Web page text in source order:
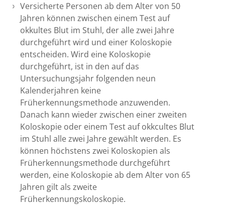
Versicherte Personen ab dem Alter von 50
Jahren können zwischen einem Test auf
okkultes Blut im Stuhl, der alle zwei Jahre
durchgeführt wird und einer Koloskopie
entscheiden. Wird eine Koloskopie
durchgeführt, ist in den auf das
Untersuchungsjahr folgenden neun
Kalenderjahren keine
Früherkennungsmethode anzuwenden.
Danach kann wieder zwischen einer zweiten
Koloskopie oder einem Test auf okkcultes Blut
im Stuhl alle zwei Jahre gewählt werden. Es
können höchstens zwei Koloskopien als
Früherkennungsmethode durchgeführt
werden, eine Koloskopie ab dem Alter von 65
Jahren gilt als zweite
Früherkennungskoloskopie.